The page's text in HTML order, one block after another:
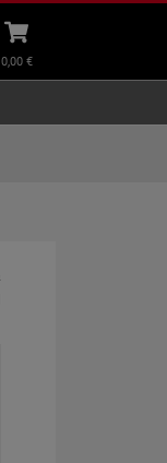
Warenkorb
aufklappen
0,00 €